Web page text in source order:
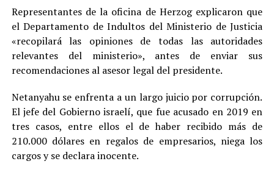
Representantes de la oficina de Herzog explicaron que
el Departamento de Indultos del Ministerio de Justicia
«recopilará las opiniones de todas las autoridades
relevantes del ministerio», antes de enviar sus
recomendaciones al asesor legal del presidente.
Netanyahu se enfrenta a un largo juicio por corrupción.
El jefe del Gobierno israelí, que fue acusado en 2019 en
tres casos, entre ellos el de haber recibido más de
210.000 dólares en regalos de empresarios, niega los
cargos y se declara inocente.